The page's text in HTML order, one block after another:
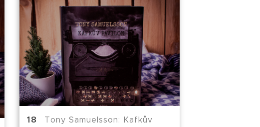
Tony Samuelsson: Kafkův